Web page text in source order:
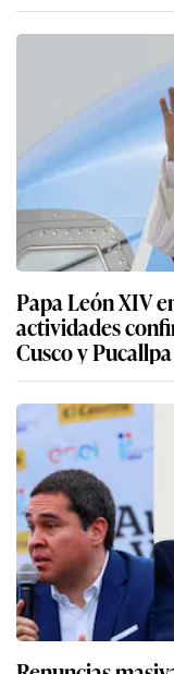
Papa León XIV
actividades
Cusco y Pucallpa